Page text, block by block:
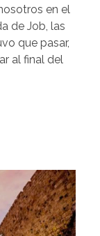
en el
de Job, las
que pasar,
al final del